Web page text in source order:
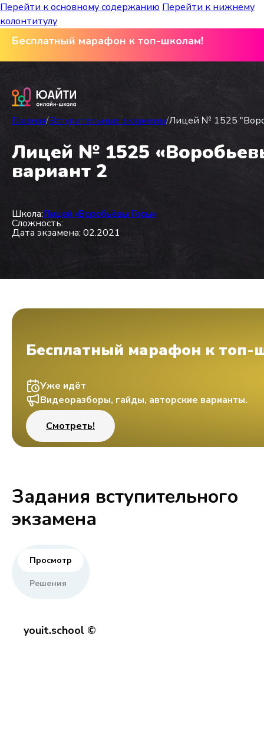
Перейти к основному содержанию Перейти к нижнему
колонтитулу
Бесплатный марафон к топ-школам!
Главная/Вступительные экзамены/Лицей № 1525
Лицей № 1525
вариант 2
Школа:Лицей «Воробьёвы Горы»
Сложность:
Дата экзамена: 02.2021
Бесплатный марафон к топ-
Уже идёт
Видеоразборы, гайды, авторские варианты.
Смотреть!
Задания вступительного
экзамена
Просмотр
Решения
youit.school ©